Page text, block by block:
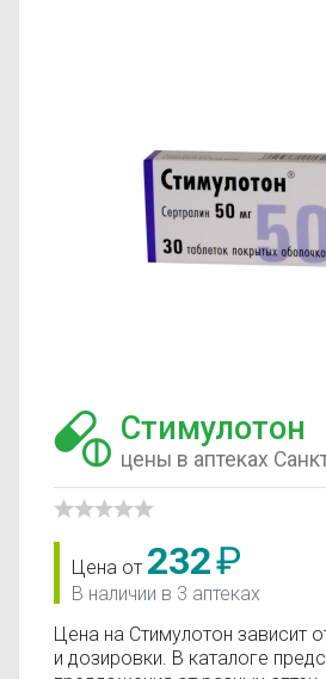
Стимулотон
цены в аптеках
Цена от 232₽
В наличии в 3 аптеках
Цена на Стимулотон зависит
и дозировки. В каталоге